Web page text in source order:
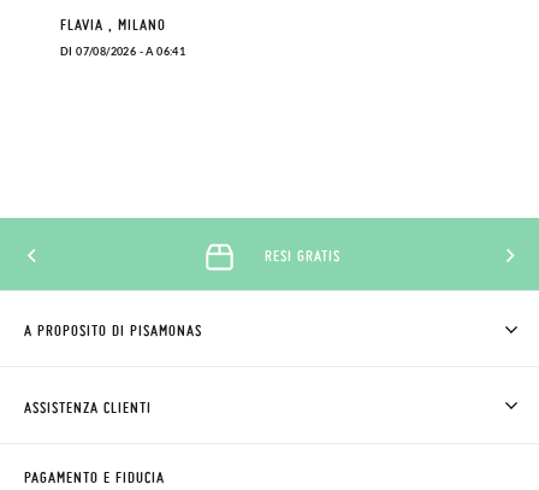
FLAVIA , MILANO
DI 07/08/2026 - A 06:41
RESI GRATIS
A PROPOSITO DI PISAMONAS
CLUB PISAMONAS
ASSISTENZA CLIENTI
RICHIEDERE RESO
PAGAMENTO E FIDUCIA